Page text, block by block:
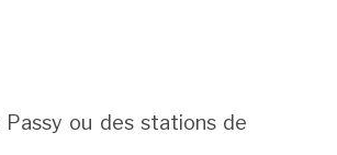
ou des stations de